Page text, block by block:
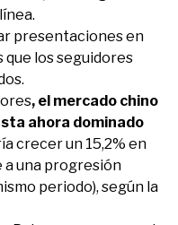
presentaciones en
que los seguidores
, el mercado chino
ahora dominado
crecer un 15,2% en
a una progresión
periodo), según la